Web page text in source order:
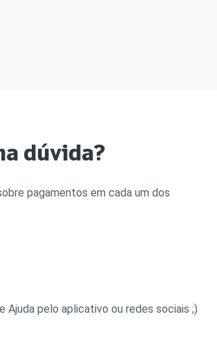
dúvida?
pagamentos em cada um dos
Ajuda pelo aplicativo ou redes sociais ;)